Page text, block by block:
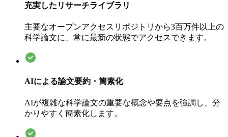
充実したリサーチライブラリ
主要なオープンアクセスリポジトリから3百万件以上の
科学論文に、常に最新の状態でアクセスできます。
AIによる論文要約・簡素化
AIが複雑な科学論文の重要な概念や要点を強調し、分
かりやすく簡素化します。